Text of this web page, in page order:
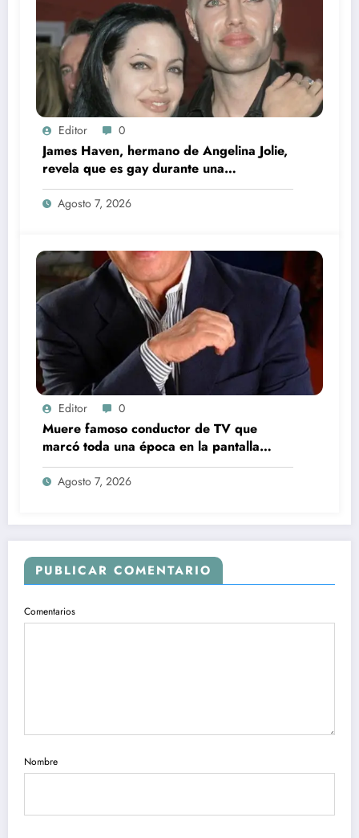
Editor 0
James Haven, hermano de Angelina Jolie,
revela que es gay durante una
transmisión en vivo junto a su exesposa
Agosto 7, 2026
Editor 0
Muere famoso conductor de TV que
marcó toda una época en la pantalla
chica, así fue su repentino fallecimiento
Agosto 7, 2026
PUBLICAR COMENTARIO
Comentarios
Nombre